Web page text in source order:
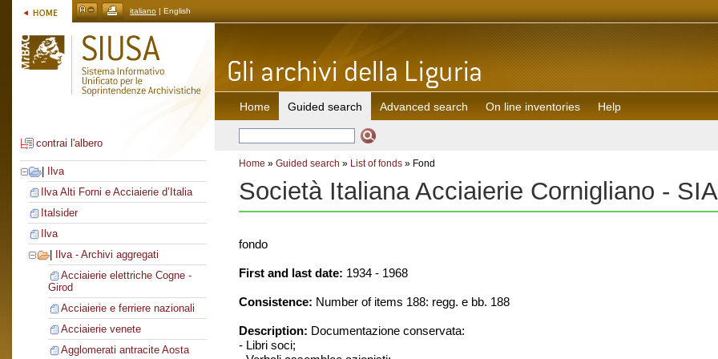
italiano | English
contrai l'albero
Ilva
Ilva Alti Forni e Acciaierie d’Italia
Italsider
Ilva
Ilva - Archivi aggregati
Acciaierie elettriche Cogne -
Girod
Acciaierie e ferriere nazionali
Acciaierie venete
Agglomerati antracite Aosta
Home Guided search Advanced search On line inventories Help
Home » Guided search » List of fonds » Fond
Società Italiana Acciaierie Cornigliano -
fondo
First and last date: 1934 - 1968
Consistence: Number of items 188: regg. e bb. 188
Description: Documentazione conservata:
- Libri soci;